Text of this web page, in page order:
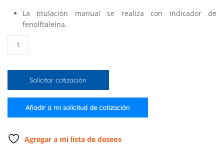
La titulación manual se realiza con indicador de
fenolftaleína.
química
carbono
Solicitar cotización
Añadir a mi solicitud de cotización
Agregar a mi lista de deseos